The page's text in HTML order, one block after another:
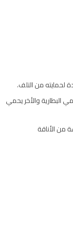
لحمايته من التلف.
البطارية والأخر يحمي
من الأناقة